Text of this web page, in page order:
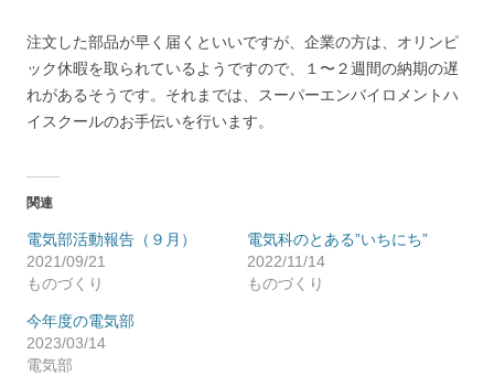
注文した部品が早く届くといいですが、企業の方は、オリンピ
ック休暇を取られているようですので、１〜２週間の納期の遅
れがあるそうです。それまでは、スーパーエンバイロメントハ
イスクールのお手伝いを行います。
関連
電気部活動報告（９月）
2021/09/21
ものづくり
電気科のとある”いちにち”
2022/11/14
ものづくり
今年度の電気部
2023/03/14
電気部